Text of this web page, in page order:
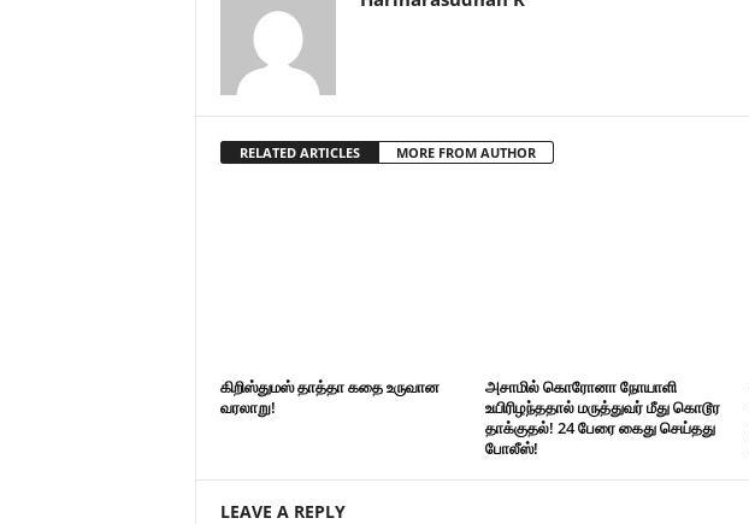
RELATED ARTICLES MORE FROM AUTHOR
கிறிஸ்துமஸ் தாத்தா கதை உருவான
வரலாறு!
அசாமில் கொரோனா நோயாளி
உயிரிழந்ததால் மருத்துவர் மீது கொடூர
தாக்குதல்! 24 பேரை கைது செய்தது
போலீஸ்!
LEAVE A REPLY